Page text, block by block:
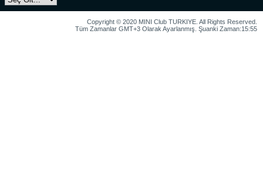
Copyright © 2020 MINI Club TURKIYE. All Rights Reserved.
Tüm Zamanlar GMT+3 Olarak Ayarlanmış. Şuanki Zaman:15:55